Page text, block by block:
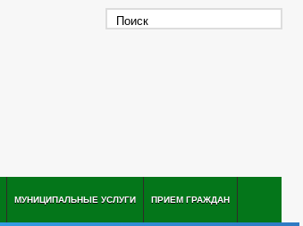
МУНИЦИПАЛЬНЫЕ УСЛУГИ ПРИЕМ ГРАЖДАН